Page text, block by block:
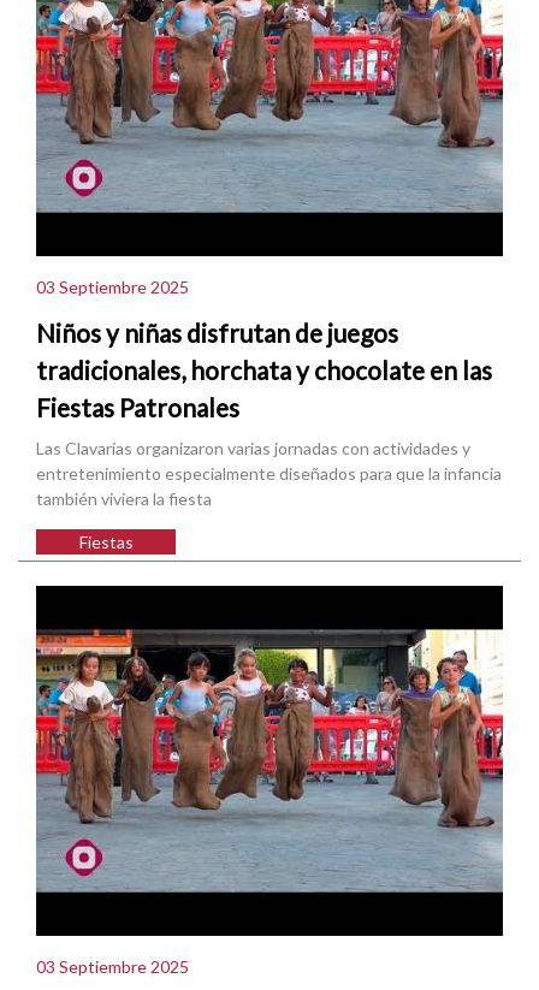
03 Septiembre 2025
Niños y niñas disfrutan de juegos
tradicionales, horchata y chocolate en las
Fiestas Patronales
Las Clavarías organizaron varias jornadas con actividades y
entretenimiento especialmente diseñados para que la infancia
también viviera la fiesta
Fiestas
03 Septiembre 2025